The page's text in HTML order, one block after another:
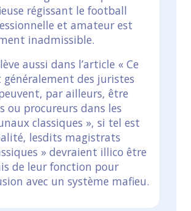
régissant le football
et amateur est
inadmissible.
aussi dans l’article « Ce
généralement des juristes
par ailleurs, être
ou procureurs dans les
classiques », si tel est
lesdits magistrats
» devraient illico être
de leur fonction pour
avec un système mafieu.